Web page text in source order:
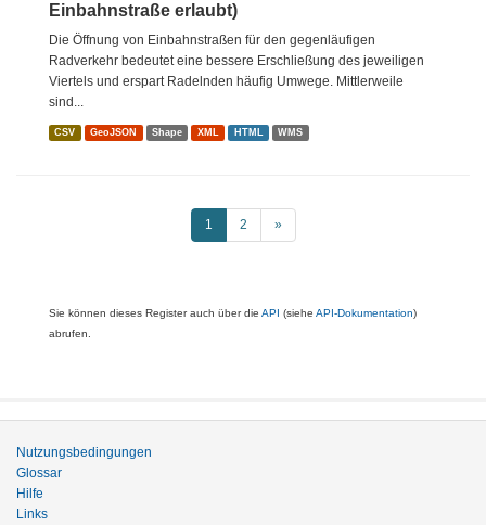
Einbahnstraße erlaubt)
Die Öffnung von Einbahnstraßen für den gegenläufigen
Radverkehr bedeutet eine bessere Erschließung des jeweiligen
Viertels und erspart Radelnden häufig Umwege. Mittlerweile
sind...
CSV GeoJSON Shape XML HTML WMS
1 2 »
Sie können dieses Register auch über die API (siehe API-Dokumentation)
abrufen.
Nutzungsbedingungen
Glossar
Hilfe
Links